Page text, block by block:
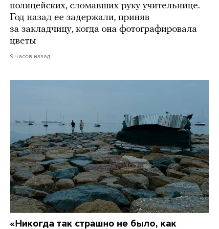
полицейских, сломавших руку учительнице.
Год назад ее задержали, приняв
за закладчицу, когда она фотографировала
цветы
9 часов назад
«Никогда так страшно не было, как